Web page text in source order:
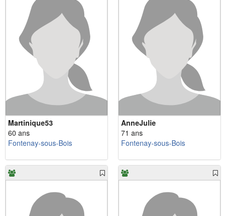
Martinique53
60 ans
Fontenay-sous-Bois
AnneJulie
71 ans
Fontenay-sous-Bois